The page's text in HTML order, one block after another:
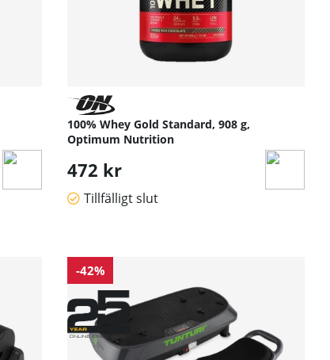
100% Whey Gold Standard, 908 g,
Optimum Nutrition
472 kr
Tillfälligt slut
-42%